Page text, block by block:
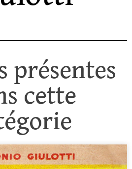
présentes
cette